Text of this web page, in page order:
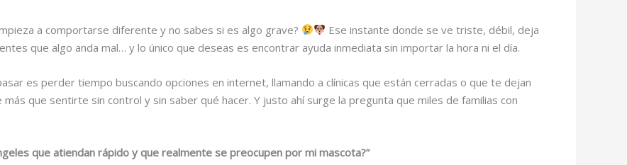
a comportarse diferente y no sabes si es algo grave?
Ese instante donde se ve triste, débil, deja
que algo anda mal… y lo único que deseas es encontrar ayuda inmediata sin importar la hora ni el día.
es perder tiempo buscando opciones en internet, llamando a clínicas que están cerradas o que te dejan
que sentirte sin control y sin saber qué hacer. Y justo ahí surge la pregunta que miles de familias con
que atiendan rápido y que realmente se preocupen por mi mascota?”